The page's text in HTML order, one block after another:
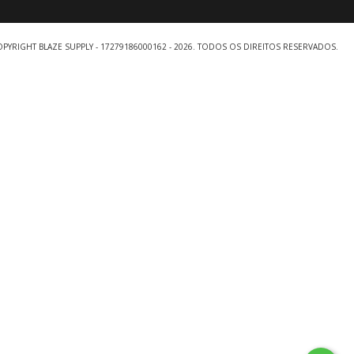
BLAZE SUPPLY - 17279186000162 - 2026. TODOS OS DIREITOS RESERVADOS.